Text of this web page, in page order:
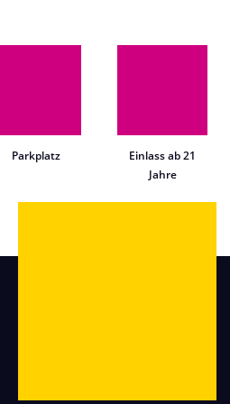
Parkplatz
Einlass ab 21
Jahre